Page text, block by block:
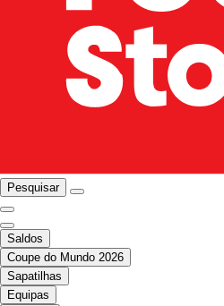
Pesquisar
Saldos
Coupe do Mundo 2026
Sapatilhas
Equipas